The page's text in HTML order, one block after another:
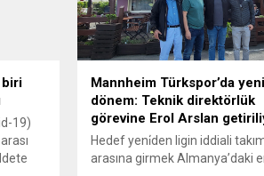
biri
19)
Mannheim Türkspor’da yeni
dönem: Teknik direktörlük
görevine Erol Arslan
Hedef yeni̇den ligin iddiali
arasına girmek Almanya’daki